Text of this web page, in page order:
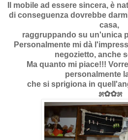
Il mobile ad essere sincera, è
di conseguenza dovrebbe
casa,
raggruppando su un'unica
Personalmente mi dà
negozietto, anche
Ma quanto mi piace!!!
personalmente
che si sprigiona in
೫✿✿೫